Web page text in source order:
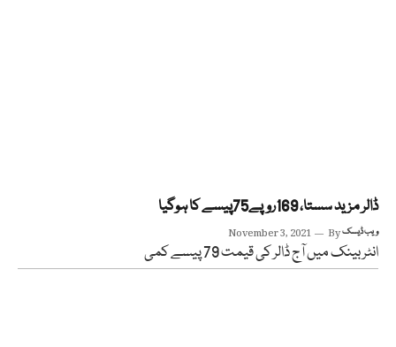
ڈالر مزید سستا، 169روپے75پیسے کا ہوگیا
November 3, 2021 Byویب ڈیسک
انٹربینک میں آج ڈالر کی قیمت 79 پیسے کمی